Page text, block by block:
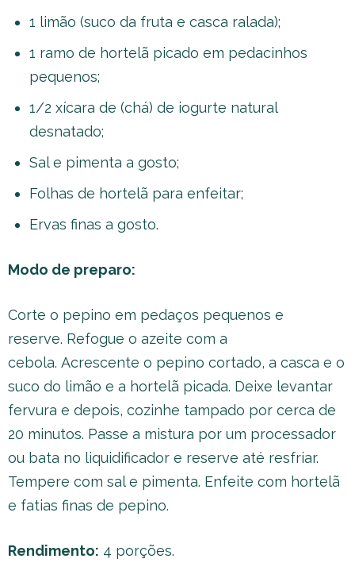
1 limão (suco da fruta e casca ralada);
1 ramo de hortelã picado em pedacinhos
pequenos;
1/2 xícara de (chá) de iogurte natural
desnatado;
Sal e pimenta a gosto;
Folhas de hortelã para enfeitar;
Ervas finas a gosto.
Modo de preparo:
Corte o pepino em pedaços pequenos e
reserve. Refogue o azeite com a
cebola. Acrescente o pepino cortado, a casca e o
suco do limão e a hortelã picada. Deixe levantar
fervura e depois, cozinhe tampado por cerca de
20 minutos. Passe a mistura por um processador
ou bata no liquidificador e reserve até resfriar.
Tempere com sal e pimenta. Enfeite com hortelã
e fatias finas de pepino.
Rendimento: 4 porções.